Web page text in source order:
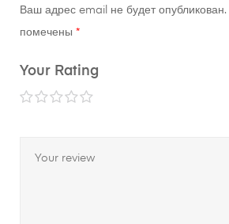
Ваш адрес email не будет опубликован.
помечены *
Your Rating
1 2 3 4 5